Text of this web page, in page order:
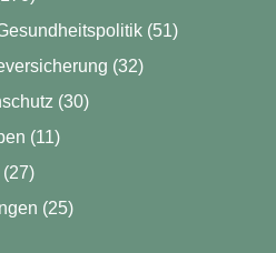
(51)
(32)
(30)
(11)
(25)